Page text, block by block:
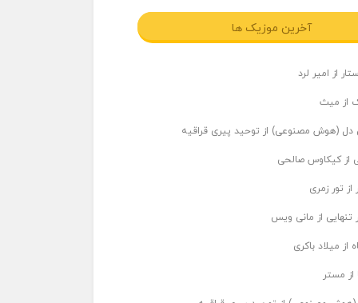
آخرین موزیک ها
از امیر لرد
از میث
دل (هوش مصنوعی) از توحید پیری قراقیه
از کیکاوس صالحی
تور زمری
تنهایی از مانی ویس
از میلاد باکری
از مستر